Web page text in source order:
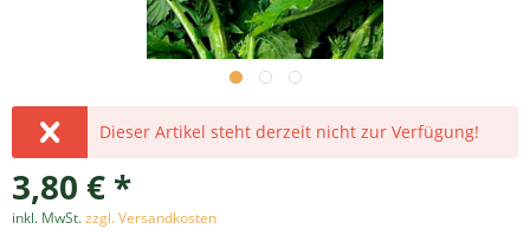
Dieser Artikel steht derzeit nicht zur Verfügung!
3,80 € *
inkl. MwSt.zzgl. Versandkosten